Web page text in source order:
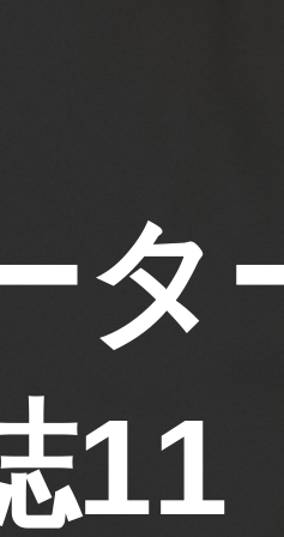
タ
11